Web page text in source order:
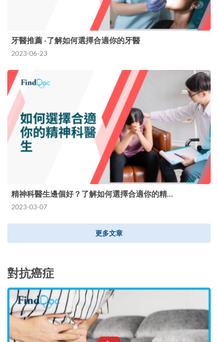
牙醫推薦 -了解如何選擇合適你的牙醫
2023-06-23
精神科醫生邊個好？了解如何選擇合適你的精…
2023-03-07
更多文章
對抗癌症